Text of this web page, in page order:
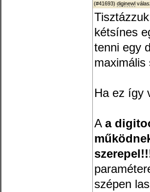
(#41693) diginewl
kétsínes
tenni egy
maximális
Ha ez így
A a
szépen